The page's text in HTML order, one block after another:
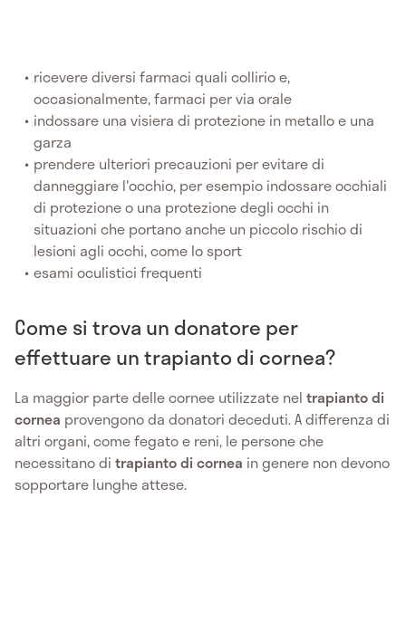
ricevere diversi farmaci quali collirio e,
occasionalmente, farmaci per via orale
indossare una visiera di protezione in metallo e una
garza
prendere ulteriori precauzioni per evitare di
danneggiare l'occhio, per esempio indossare occhiali
di protezione o una protezione degli occhi in
situazioni che portano anche un piccolo rischio di
lesioni agli occhi, come lo sport
esami oculistici frequenti
Come si trova un donatore per
effettuare un trapianto di cornea?
La maggior parte delle cornee utilizzate nel trapianto di
cornea provengono da donatori deceduti. A differenza di
altri organi, come fegato e reni, le persone che
necessitano di trapianto di cornea in genere non devono
sopportare lunghe attese.